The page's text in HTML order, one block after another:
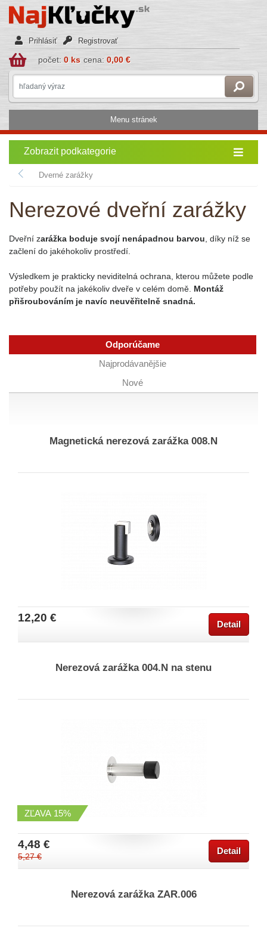
Prihlásiť Registrovať
počet: 0 ks cena: 0,00 €
Menu stránek
Zobrazit podkategorie
Dverné zarážky
Nerezové dveřní zarážky
Dveřní zarážka boduje svojí nenápadnou barvou , díky níž se
začlení do jakéhokoliv prostředí.
Výsledkem je prakticky neviditelná ochrana, kterou můžete podle
potřeby použít na jakékoliv dveře v celém domě. Montáž
přišroubováním je navíc neuvěřitelně snadná.
Odporúčame
Najprodávanějšie
Nové
Magnetická nerezová zarážka 008.N
12,20 €
Detail
Nerezová zarážka 004.N na stenu
ZĽAVA 15%
4,48 €
5,27 €
Detail
Nerezová zarážka ZAR.006